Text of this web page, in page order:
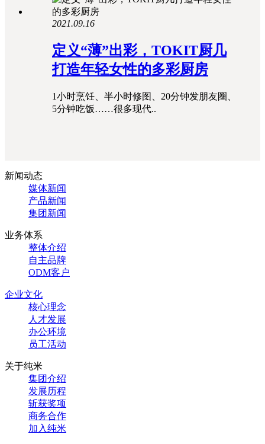
2021.09.16
定义“薄”出彩，TOKIT厨几
打造年轻女性的多彩厨房
1小时烹饪、半小时修图、20分钟发朋友圈、
5分钟吃饭……很多现代..
新闻动态
媒体新闻
产品新闻
集团新闻
业务体系
整体介绍
自主品牌
ODM客户
企业文化
核心理念
人才发展
办公环境
员工活动
关于纯米
集团介绍
发展历程
斩获奖项
商务合作
加入纯米